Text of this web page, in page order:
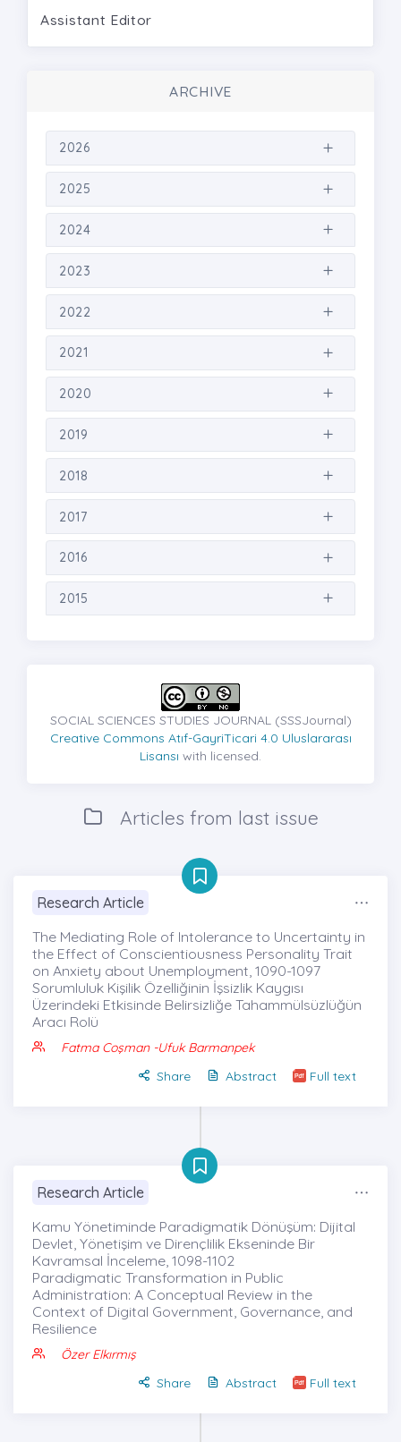
Assistant Editor
ARCHIVE
2026
2025
2024
2023
2022
2021
2020
2019
2018
2017
2016
2015
SOCIAL SCIENCES STUDIES JOURNAL (SSSJournal)
Creative Commons Atıf-GayriTicari 4.0 Uluslararası
Lisansı with licensed.
Articles from last issue
Research Article
The Mediating Role of Intolerance to Uncertainty in
the Effect of Conscientiousness Personality Trait
on Anxiety about Unemployment, 1090-1097
Sorumluluk Kişilik Özelliğinin İşsizlik Kaygısı
Üzerindeki Etkisinde Belirsizliğe Tahammülsüzlüğün
Aracı Rolü
Fatma Coşman -Ufuk Barmanpek
Share
Abstract Full text
Research Article
Kamu Yönetiminde Paradigmatik Dönüşüm: Dijital
Devlet, Yönetişim ve Dirençlilik Ekseninde Bir
Kavramsal İnceleme, 1098-1102
Paradigmatic Transformation in Public
Administration: A Conceptual Review in the
Context of Digital Government, Governance, and
Resilience
Özer Elkırmış
Share
Abstract Full text